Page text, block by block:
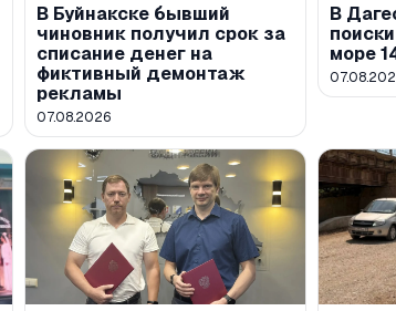
В Буйнакске бывший
чиновник получил срок за
списание денег на
фиктивный демонтаж
рекламы
07.08.2026
В
море